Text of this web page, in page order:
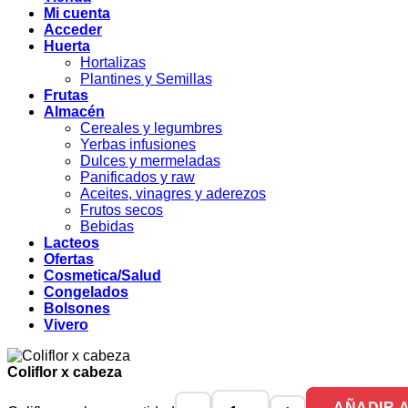
Mi cuenta
Acceder
Huerta
Hortalizas
Plantines y Semillas
Frutas
Almacén
Cereales y legumbres
Yerbas infusiones
Dulces y mermeladas
Panificados y raw
Aceites, vinagres y aderezos
Frutos secos
Bebidas
Lacteos
Ofertas
Cosmetica/Salud
Congelados
Bolsones
Vivero
Coliflor x cabeza